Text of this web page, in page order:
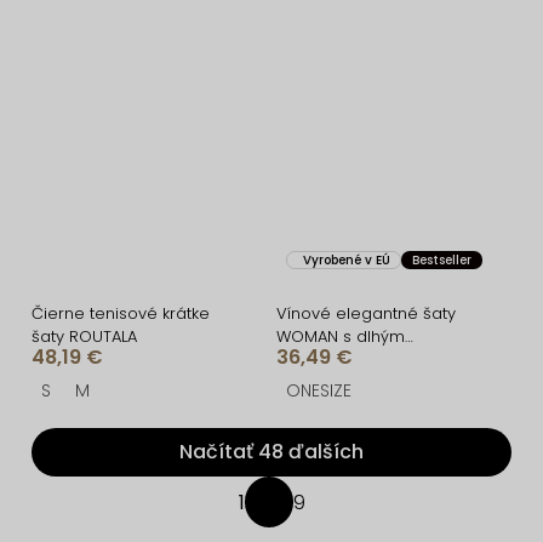
Čierne tenisové krátke
šaty ROUTALA
48,19 €
S M
Vyrobené v EÚ Bestseller
Vínové elegantné šaty
WOMAN s dlhým
rukávom
36,49 €
ONESIZE
O
v
Načítať 48 ďalších
1 9